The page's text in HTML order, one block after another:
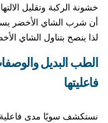
خشونة الركبة وتقليل
أن شرب الشاي الأخضر
لذا ينصح بتناول الشاي
الطب البديل
فاعليتها
نستكشف سويًا مدى فاعلية